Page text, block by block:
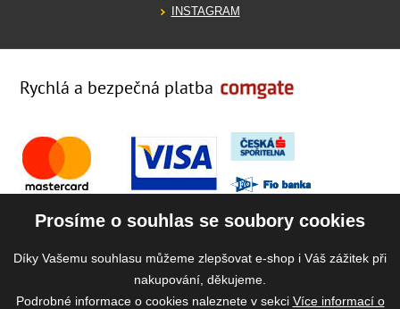
INSTAGRAM
Rychlá a bezpečná platba
Prosíme o souhlas se soubory cookies
Díky Vašemu souhlasu můžeme zlepšovat e-shop i Váš zážitek při
nakupování, děkujeme.
Podrobné informace o cookies naleznete v sekci Více informací o